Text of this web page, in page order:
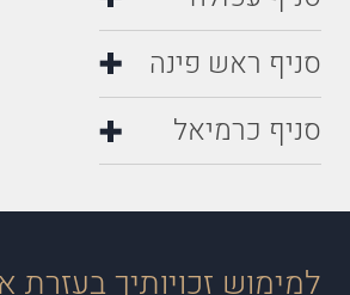
סניף ראש פינה
סניף כרמיאל
למימוש זכויותיך בעזרת